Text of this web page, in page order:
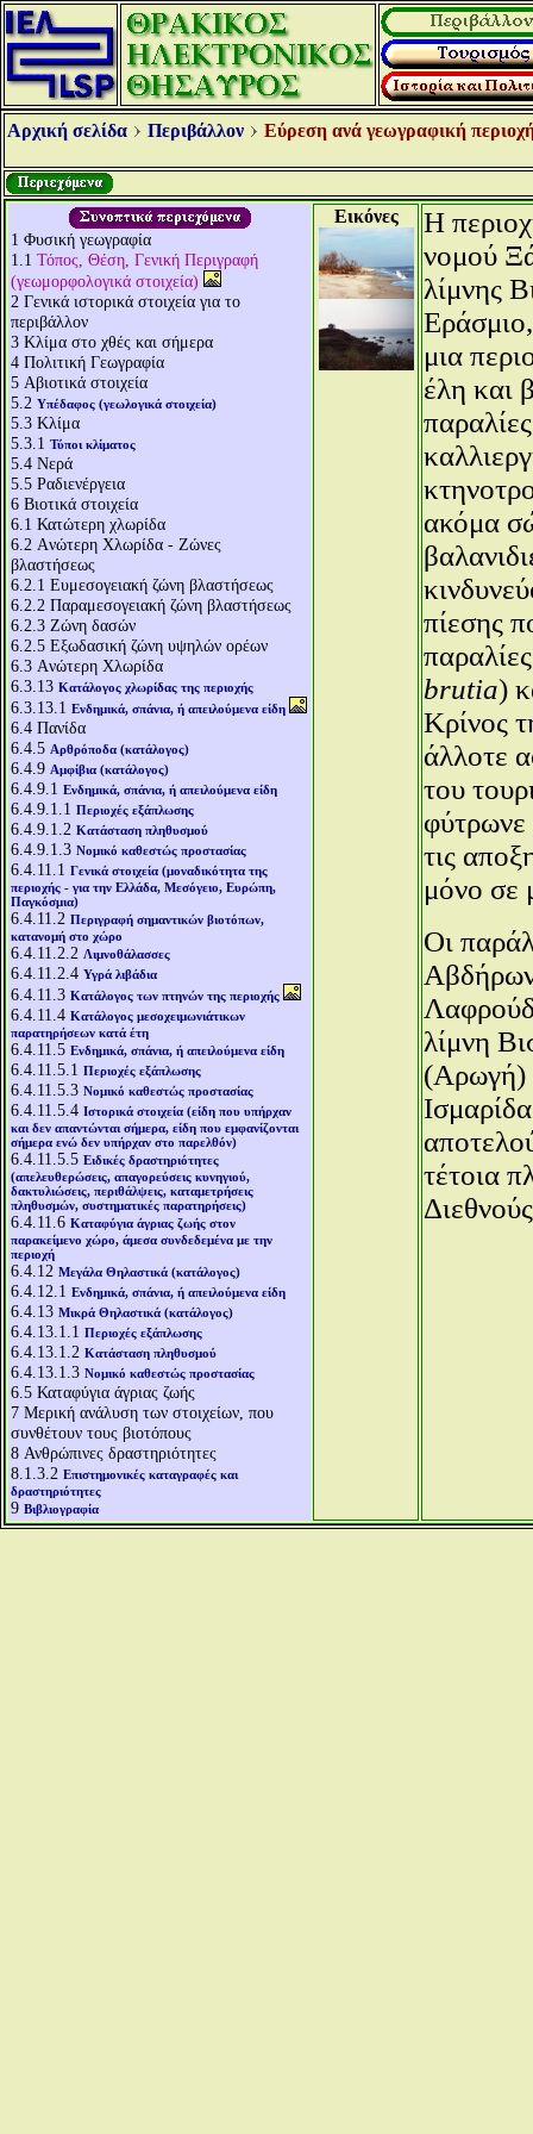
Αρχική σελίδα Περιβάλλον Εύρεση ανά γεωγραφική
1 Φυσική γεωγραφία
1.1 Τόπος, Θέση, Γενική Περιγραφή
(γεωμορφολογικά στοιχεία)
2 Γενικά ιστορικά στοιχεία για το
περιβάλλον
3 Κλίμα στο χθές και σήμερα
4 Πολιτική Γεωγραφία
5 Αβιοτικά στοιχεία
5.2 Υπέδαφος (γεωλογικά στοιχεία)
5.3 Κλίμα
5.3.1 Τύποι κλίματος
5.4 Νερά
5.5 Ραδιενέργεια
6 Βιοτικά στοιχεία
6.1 Κατώτερη χλωρίδα
6.2 Aνώτερη Χλωρίδα - Ζώνες
βλαστήσεως
6.2.1 Ευμεσογειακή ζώνη βλαστήσεως
6.2.2 Παραμεσογειακή ζώνη βλαστήσεως
6.2.3 Ζώνη δασών
6.2.5 Εξωδασική ζώνη υψηλών ορέων
6.3 Aνώτερη Χλωρίδα
6.3.13 Κατάλογος χλωρίδας της περιοχής
6.3.13.1 Ενδημικά, σπάνια, ή απειλούμενα είδη
6.4 Πανίδα
6.4.5 Αρθρόποδα (κατάλογος)
6.4.9 Αμφίβια (κατάλογος)
6.4.9.1 Ενδημικά, σπάνια, ή απειλούμενα είδη
6.4.9.1.1 Περιοχές εξάπλωσης
6.4.9.1.2 Κατάσταση πληθυσμού
6.4.9.1.3 Νομικό καθεστώς προστασίας
6.4.11.1 Γενικά στοιχεία (μοναδικότητα της
περιοχής - για την Ελλάδα, Μεσόγειο, Ευρώπη,
Παγκόσμια)
6.4.11.2 Περιγραφή σημαντικών βιοτόπων,
κατανομή στο χώρο
6.4.11.2.2 Λιμνοθάλασσες
6.4.11.2.4 Υγρά λιβάδια
6.4.11.3 Κατάλογος των πτηνών της περιοχής
6.4.11.4 Κατάλογος μεσοχειμωνιάτικων
παρατηρήσεων κατά έτη
6.4.11.5 Ενδημικά, σπάνια, ή απειλούμενα είδη
6.4.11.5.1 Περιοχές εξάπλωσης
6.4.11.5.3 Νομικό καθεστώς προστασίας
6.4.11.5.4 Ιστορικά στοιχεία (είδη που υπήρχαν
και δεν απαντώνται σήμερα, είδη που εμφανίζονται
σήμερα ενώ δεν υπήρχαν στο παρελθόν)
6.4.11.5.5 Ειδικές δραστηριότητες
(απελευθερώσεις, απαγορεύσεις κυνηγιού,
δακτυλιώσεις, περιθάλψεις, καταμετρήσεις
πληθυσμών, συστηματικές παρατηρήσεις)
6.4.11.6 Καταφύγια άγριας ζωής στον
παρακείμενο χώρο, άμεσα συνδεδεμένα με την
περιοχή
6.4.12 Μεγάλα Θηλαστικά (κατάλογος)
6.4.12.1 Ενδημικά, σπάνια, ή απειλούμενα είδη
6.4.13 Μικρά Θηλαστικά (κατάλογος)
6.4.13.1.1 Περιοχές εξάπλωσης
6.4.13.1.2 Κατάσταση πληθυσμού
6.4.13.1.3 Νομικό καθεστώς προστασίας
6.5 Καταφύγια άγριας ζωής
7 Μερική ανάλυση των στοιχείων, που
συνθέτουν τους βιοτόπους
8 Ανθρώπινες δραστηριότητες
8.1.3.2 Επιστημονικές καταγραφές και
δραστηριότητες
9 Βιβλιογραφία
Εικόνες
Η
νομού
λίμνης
μια
έλη και
ακόμα
πίεσης
brutia)
Κρίνος
άλλοτε
του
φύτρωνε
τις
μόνο σε
Οι
λίμνη
(Αρωγή)
τέτοια